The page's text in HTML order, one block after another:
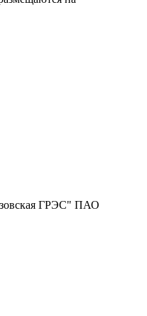
ГРЭС" ПАО